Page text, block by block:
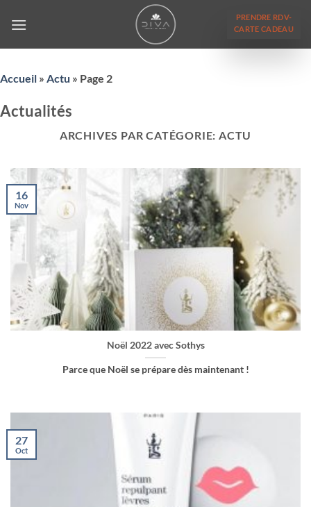
PRENDRE RDV-
CARTE CADEAU
Accueil » Actu » Page 2
Actualités
ARCHIVES PAR CATÉGORIE: ACTU
Noël 2022 avec Sothys
Parce que Noël se prépare dès maintenant !
16
Nov
27
Oct